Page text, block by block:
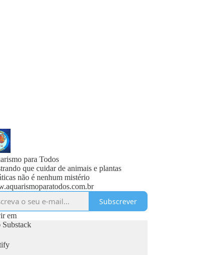
para Todos
que cuidar de animais e plantas
não é nenhum mistério
Subscrever
em
Substack